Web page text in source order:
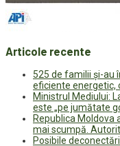
Articole recente
525 de familii și-au
eficiente energetic,
Ministrul Mediului:
este „pe jumătate
Republica Moldova
mai scumpă.
Posibile